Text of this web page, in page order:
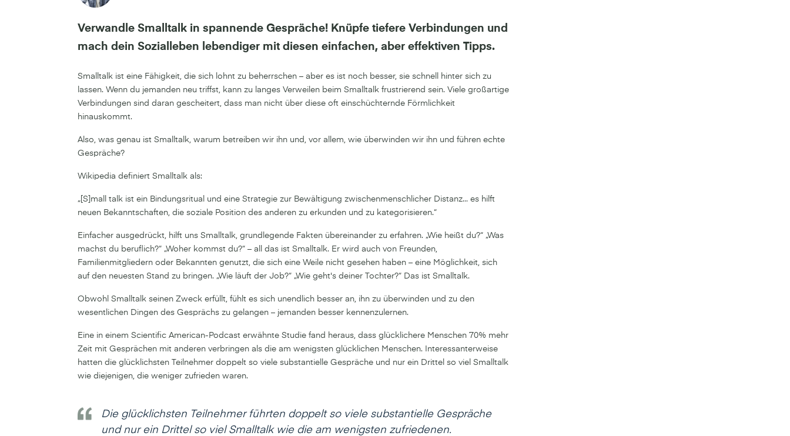
Verwandle Smalltalk in spannende Gespräche! Knüpfe tiefere Verbindungen und
mach dein Sozialleben lebendiger mit diesen einfachen, aber effektiven Tipps.
Smalltalk ist eine Fähigkeit, die sich lohnt zu beherrschen – aber es ist noch besser, sie schnell hinter sich zu
lassen. Wenn du jemanden neu triffst, kann zu langes Verweilen beim Smalltalk frustrierend sein. Viele großartige
Verbindungen sind daran gescheitert, dass man nicht über diese oft einschüchternde Förmlichkeit
hinauskommt.
Also, was genau ist Smalltalk, warum betreiben wir ihn und, vor allem, wie überwinden wir ihn und führen echte
Gespräche?
Wikipedia definiert Smalltalk als:
„[S]mall talk ist ein Bindungsritual und eine Strategie zur Bewältigung zwischenmenschlicher Distanz... es hilft
neuen Bekanntschaften, die soziale Position des anderen zu erkunden und zu kategorisieren.“
Einfacher ausgedrückt, hilft uns Smalltalk, grundlegende Fakten übereinander zu erfahren. „Wie heißt du?“ „Was
machst du beruflich?“ „Woher kommst du?“ – all das ist Smalltalk. Er wird auch von Freunden,
Familienmitgliedern oder Bekannten genutzt, die sich eine Weile nicht gesehen haben – eine Möglichkeit, sich
auf den neuesten Stand zu bringen. „Wie läuft der Job?“ „Wie geht's deiner Tochter?“ Das ist Smalltalk.
Obwohl Smalltalk seinen Zweck erfüllt, fühlt es sich unendlich besser an, ihn zu überwinden und zu den
wesentlichen Dingen des Gesprächs zu gelangen – jemanden besser kennenzulernen.
Eine in einem Scientific American-Podcast erwähnte Studie fand heraus, dass glücklichere Menschen 70% mehr
Zeit mit Gesprächen mit anderen verbringen als die am wenigsten glücklichen Menschen. Interessanterweise
hatten die glücklichsten Teilnehmer doppelt so viele substantielle Gespräche und nur ein Drittel so viel Smalltalk
wie diejenigen, die weniger zufrieden waren.
Die glücklichsten Teilnehmer führten doppelt so viele substantielle Gespräche
und nur ein Drittel so viel Smalltalk wie die am wenigsten zufriedenen.